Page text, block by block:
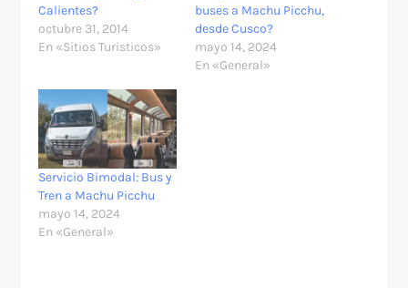
Calientes?
octubre 31, 2014
En «Sitios Turisticos»
buses a Machu Picchu,
desde Cusco?
mayo 14, 2024
En «General»
Servicio Bimodal: Bus y
Tren a Machu Picchu
mayo 14, 2024
En «General»